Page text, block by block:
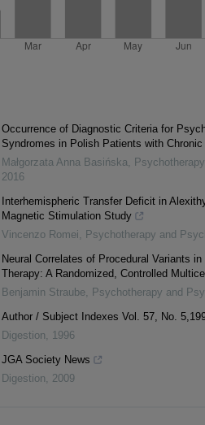
Occurrence of Diagnostic Criteria for
Syndromes in Polish Patients with
Małgorzata Anna Basińska,
2016
Interhemispheric Transfer Deficit in
Magnetic Stimulation Study
Vincenzo Romei, Psychotherapy and
Neural Correlates of Procedural Variants in
Therapy: A Randomized, Controlled
Benjamin Straube, Psychotherapy and
Author / Subject Indexes Vol. 57, No.
Digestion, 1996
JGA Society News
Digestion, 2009